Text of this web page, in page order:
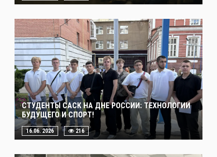
СТУДЕНТЫ САСК НА ДНЕ РОССИИ: ТЕХНОЛОГИИ
БУДУЩЕГО И СПОРТ!
16.06. 2026 216